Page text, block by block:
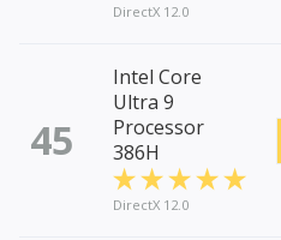
DirectX 12.0
45
Intel Core
Ultra 9
Processor
386H
DirectX 12.0